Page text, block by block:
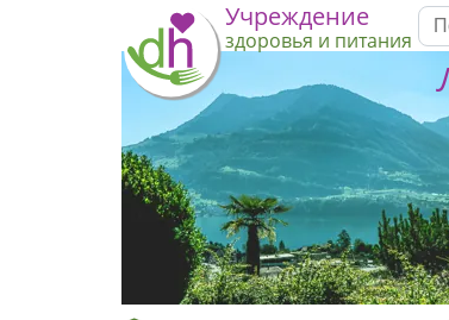
Учреждение
здоровья и питания